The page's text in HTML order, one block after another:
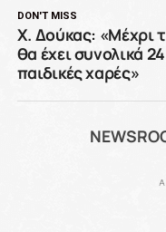
DON'T MISS
Χ. Δούκας: «Μέχρι
θα έχει συνολικά
παιδικές χαρές»